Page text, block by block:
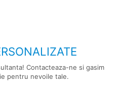
Contacteaza-ne si gasim
pentru nevoile tale.